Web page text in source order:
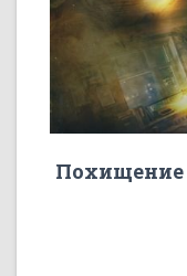
Похищение